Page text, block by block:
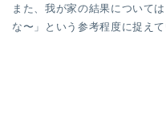
また、我が家の結果について
な〜」という参考程度に捉え